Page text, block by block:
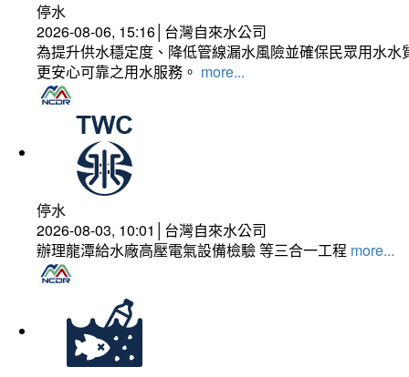
停水
2026-08-06, 15:16│台灣自來水公司
為提升供水穩定度、降低管線漏水風險並確保民眾用水
更安心可靠之用水服務。 more...
停水
2026-08-03, 10:01│台灣自來水公司
辦理龍潭給水廠高壓電氣設備檢驗 等三合一工程 more...